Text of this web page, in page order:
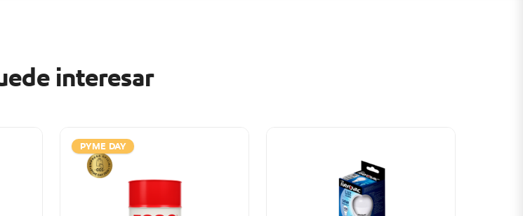
interesar
PYME DAY